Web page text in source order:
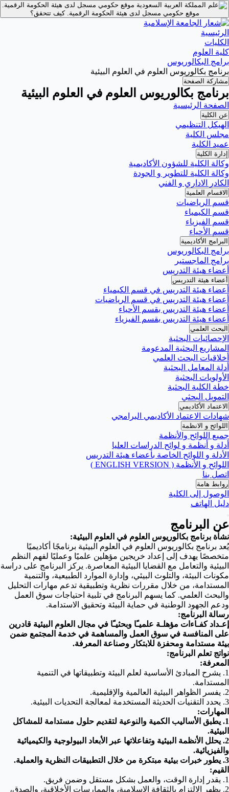
موقع حكومي مسجل لدى هيئة الحكومة الرقمية.
موقع حكومي مسجل لدى هيئة الحكومة الرقمية.كيف تتحقق؟
الرئيسية
الكليات
كلية العلوم
برامج البكالوريوس
برنامج بكالوريوس العلوم في العلوم البيئية
مشاركة الصفحة
برنامج بكالوريوس العلوم في العلوم البيئية
الصفحة الرئيسية
عن الكلية
الهيكل التنظيمي
مجلس الكلية
عميد الكلية
إدارة الكلية
وكالة الكلية للشؤون الأكاديمية
وكالة الكلية للتطوير و الجودة
الكادر الاداري و الفني
الاقسام العلمية
قسم الرياضيات
قسم الكيمياء
قسم الفيزياء
قسم الأحياء
البرامج الأكاديمية
برامج البكالوريوس
برامج الماجستير
أعضاء هيئة التدريس
أعضاء هيئة التدريس
أعضاء هيئة التدريس في قسم الكيمياء
أعضاء هيئة التدريس في قسم الرياضيات
أعضاء هيئة التدريس بقسم الأحياء
أعضاء هيئة التدريس بقسم الفيزياء
البحث العلمي
الإحصائيات البحثية
المشاريع البحثية المدعومة
أخلاقيات البحث العلمي
أدلة المعامل البحثية
الأولويات البحثية
خطة الكلية البحثية
التمويل البحثي
الاعتماد الأكاديمي
شهادات الاعتماد الأكاديمي البرامجي
اللوائح و الانظمة
جميع اللوائح والأنظمة
أدلة و أنظمة و لوائح الدراسات العليا
الأدلة و اللوائح الخاصة بأعضاء هيئة التدريس
اللوائح و الأنظمة ( ENGLISH VERSION )
اتصل بنا
روابط هامة
الوصول إلى الكلية
دليل الهاتف
عن البرنامج
نشأة برنامج بكالوريوس العلوم في العلوم البيئية:
يُعد برنامج بكالوريوس العلوم في العلوم البيئية برنامجًا أكاديميًا
متخصصًا يهدف إلى إعداد خريجين مؤهلين علميًا وعمليًا لفهم النظم
البيئية والتعامل مع القضايا البيئية المعاصرة. يركز البرنامج على دراسة
مكونات البيئة، والتلوث البيئي، وإدارة الموارد الطبيعية، والتنمية
المستدامة، من خلال مقررات نظرية وتطبيقية تدعم مهارات التحليل
والبحث العلمي. كما يسهم البرنامج في تلبية احتياجات سوق العمل
ودعم الجهود الوطنية في حماية البيئة وتحقيق الاستدامة.
رسالة البرنامج:
إعـداد كفـاءات مؤهلـة علميـًا وبحثيـًا في مجال العلوم البيئية قادرين
على المنافسة في سوق العمل والمساهمة في خدمة المجتمع ضمن
بيئة مستدامة ومحفزة للابتكار وصناعة المعرفة.
نواتج تعلم البرنامج:
المعرفة:
1. يشرح المبادئ الأساسية لعلم البيئة وتطبيقاتها في التنمية
المستدامة.
2. يفسر الظواهر البيئية العالمية والإقليمية.
3. يحدد التقنيات الحديثة المستخدمة لمعالجة التحديات البيئية.
المهارات:
1. يطبق الأساليب الكمية والنوعية لتقديم حلول مستدامة للمشاكل
البيئية.
2. يحلل الأنظمة البيئية وتفاعلاتها عبر الأبعاد البيولوجية والكيميائية
والفيزيائية.
3. يطور خبرات بيئية مبتكرة من خلال التطبيقات النظرية والعملية.
القيم:
1. يقدر إدارة الوقت، والعمل بشكل مستقل وضمن فريق.
2. يظهر الالتزام بالثقافة الإسلامية، والممارسات الأخلاقية، والصدق،